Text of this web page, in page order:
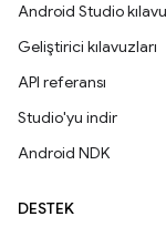
Android Studio
Geliştirici kılavuzları
API referansı
Studio'yu indir
Android NDK
DESTEK